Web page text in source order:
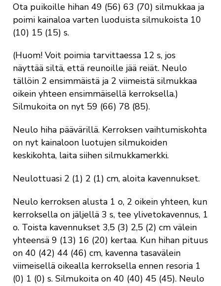
Ota puikoille hihan 49 (56) 63 (70) silmukkaa ja
poimi kainaloa varten luoduista silmukoista 10
(10) 15 (15) s.
(Huom! Voit poimia tarvittaessa 12 s, jos
näyttää siltä, että reunoille jää reiät. Neulo
tällöin 2 ensimmäistä ja 2 viimeistä silmukkaa
oikein yhteen ensimmäisellä kerroksella.)
Silmukoita on nyt 59 (66) 78 (85).
Neulo hiha päävärillä. Kerroksen vaihtumiskohta
on nyt kainaloon luotujen silmukoiden
keskikohta, laita siihen silmukkamerkki.
Neulottuasi 2 (1) 2 (1) cm, aloita kavennukset.
Neulo kerroksen alusta 1 o, 2 oikein yhteen, kun
kerroksella on jäljellä 3 s, tee ylivetokavennus, 1
o. Toista kavennukset 3,5 (3) 2,5 (2) cm välein
yhteensä 9 (13) 16 (20) kertaa. Kun hihan pituus
on 40 (42) 44 (46) cm, kavenna tasavälein
viimeisellä oikealla kerroksella ennen resoria 1
(0) 1 (0) s. Silmukoita on 40 (40) 45 (45). Neulo